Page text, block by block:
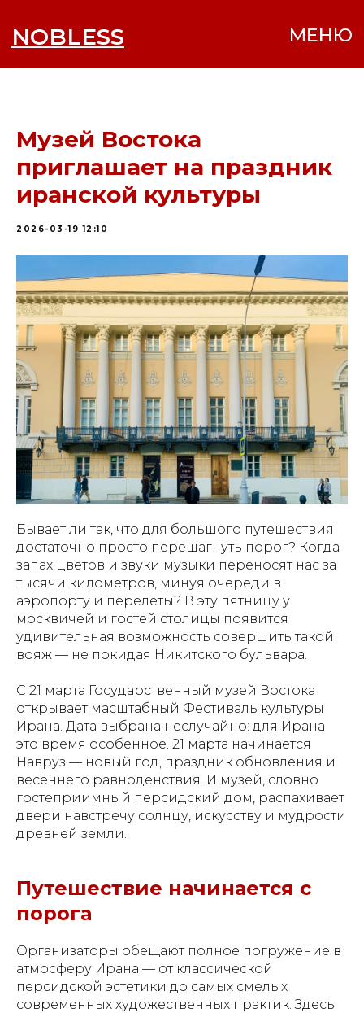
NOBLESS
Музей Востока
приглашает на праздник
иранской культуры
2026-03-19 12:10
Бывает ли так, что для большого путешествия
достаточно просто перешагнуть порог? Когда
запах цветов и звуки музыки переносят нас за
тысячи километров, минуя очереди в
аэропорту и перелеты? В эту пятницу у
москвичей и гостей столицы появится
удивительная возможность совершить такой
вояж — не покидая Никитского бульвара.
С 21 марта Государственный музей Востока
открывает масштабный Фестиваль культуры
Ирана. Дата выбрана неслучайно: для Ирана
это время особенное. 21 марта начинается
Навруз — новый год, праздник обновления и
весеннего равноденствия. И музей, словно
гостеприимный персидский дом, распахивает
двери навстречу солнцу, искусству и мудрости
древней земли.
Путешествие начинается с
порога
Организаторы обещают полное погружение в
атмосферу Ирана — от классической
персидской эстетики до самых смелых
современных художественных практик. Здесь